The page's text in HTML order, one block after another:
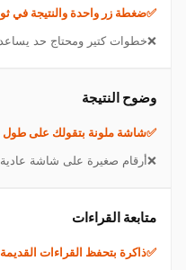
ضغطة زر واحدة والنتيجة في
خطوات كتير ومحتاج حد
وضوح النتيجة
شاشة ملونة بتقولك على طول
أرقام صغيرة على شاشة
متابعة القراءات
ذاكرة بتحفظ القراءات القديمة